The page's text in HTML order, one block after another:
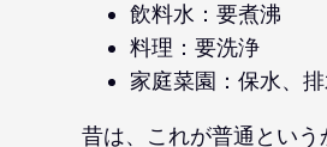
飲料水：要煮沸
料理：要洗浄
家庭菜園：保水、
昔は、これが普通という